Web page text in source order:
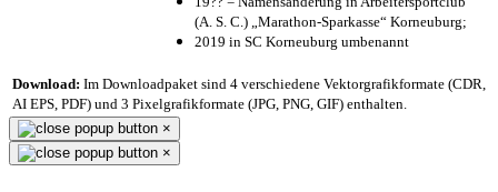
(A. S. C.) „Marathon-Sparkasse“ Korneuburg;
2019 in SC Korneuburg umbenannt
Download: Im Downloadpaket sind 4 verschiedene Vektorgrafikformate (CDR,
AI EPS, PDF) und 3 Pixelgrafikformate (JPG, PNG, GIF) enthalten.
×
×